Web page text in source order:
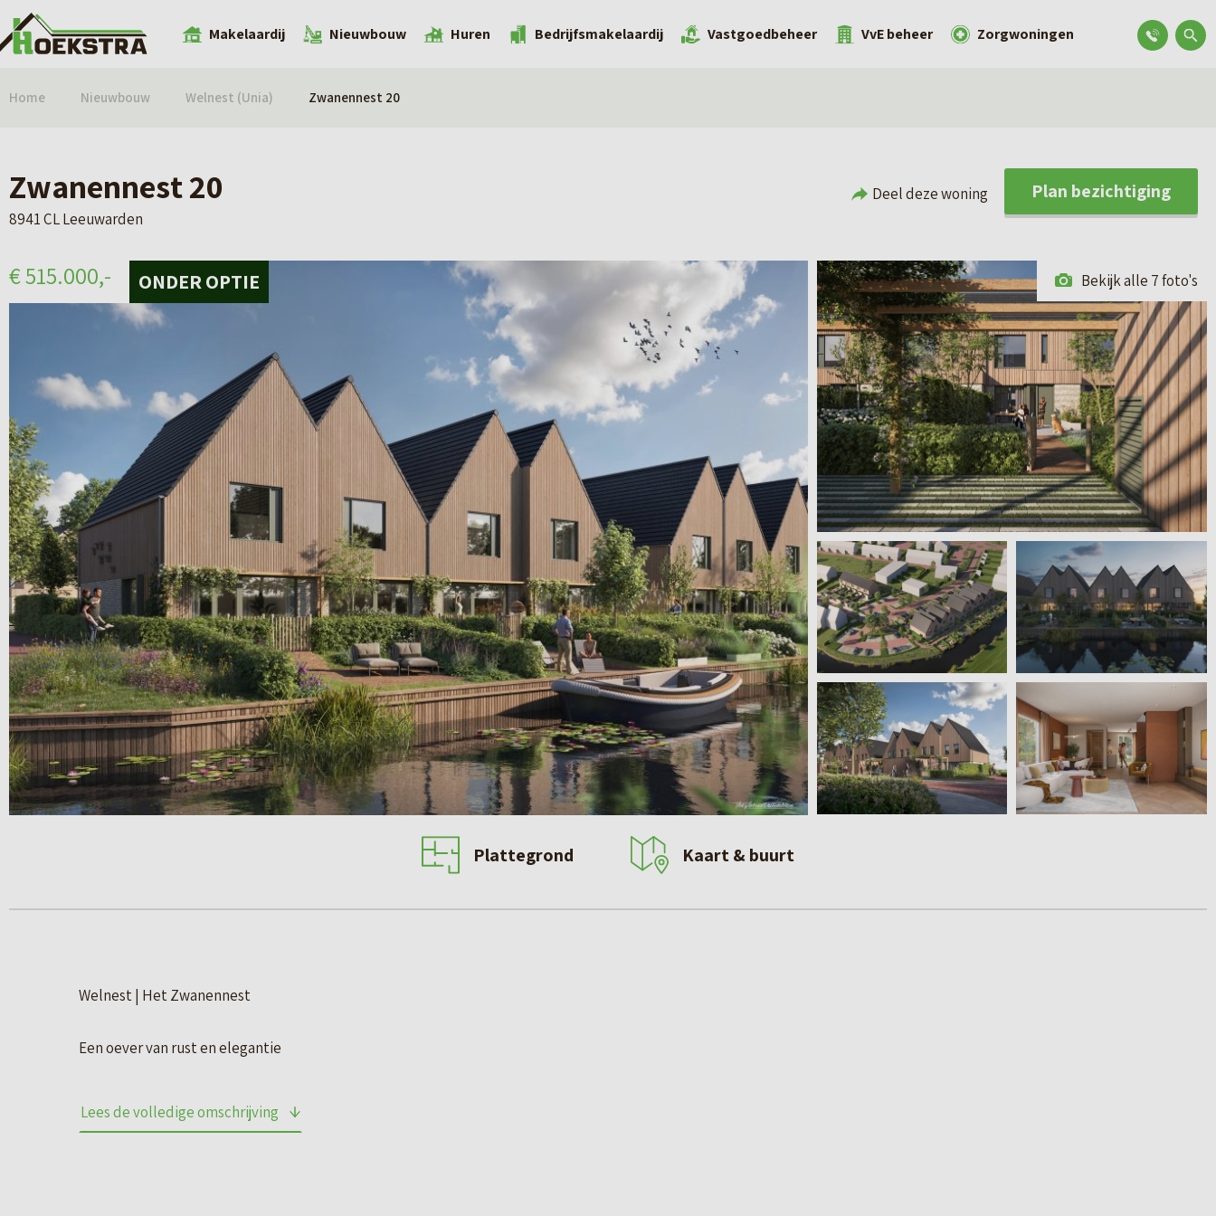
Makelaardij Nieuwbouw Huren Bedrijfsmakelaardij Vastgoedbeheer VvE beheer Zorgwoningen
Home Nieuwbouw Welnest (Unia) Zwanennest 20
Zwanennest 20
8941 CL Leeuwarden
Deel deze woning Plan bezichtiging
€ 515.000,- ONDER OPTIE Bekijk alle 7 foto's
Plattegrond Kaart & buurt
Welnest | Het Zwanennest
Een oever van rust en elegantie
ensemble van tien woningen met een uitzonderlijke ligging en architectuur. Hier ervaar je het ultieme
Lees de volledige omschrijving